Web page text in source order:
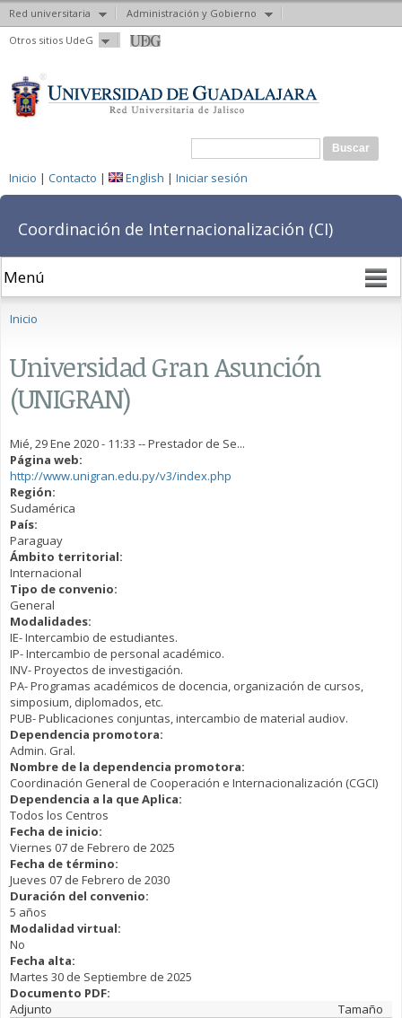
Red universitaria
Administración y Gobierno
Otros sitios UdeG
Pasar al
contenido
Formulario de búsqueda
Buscar
Inicio | Contacto | English | Iniciar sesión
Coordinación de Internacionalización (CI)
Se encuentra usted aquí
Inicio
Universidad Gran Asunción
(UNIGRAN)
Mié, 29 Ene 2020 - 11:33 --Prestador de Se...
Página web:
http://www.unigran.edu.py/v3/index.php
Región:
Sudamérica
País:
Paraguay
Ámbito territorial:
Internacional
Tipo de convenio:
General
Modalidades:
IE- Intercambio de estudiantes.
IP- Intercambio de personal académico.
INV- Proyectos de investigación.
PA- Programas académicos de docencia, organización de cursos,
simposium, diplomados, etc.
PUB- Publicaciones conjuntas, intercambio de material audiov.
Dependencia promotora:
Admin. Gral.
Nombre de la dependencia promotora:
Coordinación General de Cooperación e Internacionalización (CGCI)
Dependencia a la que Aplica:
Todos los Centros
Fecha de inicio:
Viernes 07 de Febrero de 2025
Fecha de término:
Jueves 07 de Febrero de 2030
Duración del convenio:
5 años
Modalidad virtual:
No
Fecha alta:
Martes 30 de Septiembre de 2025
Documento PDF:
Adjunto
Tamaño